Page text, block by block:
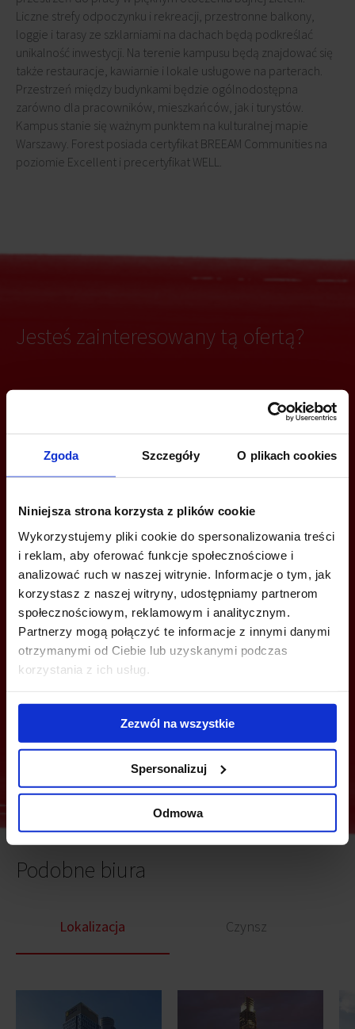
Zgoda Szczegóły O plikach cookies
Niniejsza strona korzysta z plików cookie
Wykorzystujemy pliki cookie do spersonalizowania treści
i reklam, aby oferować funkcje społecznościowe i
analizować ruch w naszej witrynie. Informacje o tym, jak
korzystasz z naszej witryny, udostępniamy partnerom
społecznościowym, reklamowym i analitycznym.
Partnerzy mogą połączyć te informacje z innymi danymi
otrzymanymi od Ciebie lub uzyskanymi podczas
korzystania z ich usług.
Zezwól na wszystkie
Spersonalizuj
Odmowa
Liczne strefy odpoczynku i rekreacji, przestronne balkony,
loggie i tarasy ze szklarniami na dachach będą podkreślać
unikalność inwestycji. Na terenie kampusu będą znajdować się
także restauracje, kawiarnie i lokale usługowe na parterach.
Przestrzeń między budynkami będzie ogólnodostępna
zarówno dla pracowników, mieszkańców, jak i turystów.
Kampus stanie się ważnym punktem na kulturalnej mapie
Warszawy. Forest posiada certyfikat BREEAM Communities na
poziomie Excellent i precertyfikat WELL.
Jesteś zainteresowany tą ofertą?
+48 22 167 04 00
info@bazabiur.pl
MOŻESZ TEŻ ZOSTAWIĆ SWÓJ NUMER, A MY SKONTAKTUJEMY SIĘ
Z TOBĄ
Wyślij
Podobne biura
Lokalizacja Czynsz